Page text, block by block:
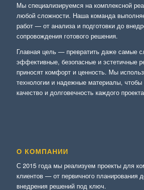
Мы специализируемся на комплексной
любой сложности. Наша команда
работ — от анализа и подготовки до
сопровождения готового решения.
Главная цель — превратить даже самые
эффективные, безопасные и эстетичные
приносят комфорт и ценность. Мы
технологии и надежные материалы, чтобы
качество и долговечность каждого
О КОМПАНИИ
С 2015 года мы реализуем проекты для
клиентов — от первичного планирования
внедрения решений под ключ.